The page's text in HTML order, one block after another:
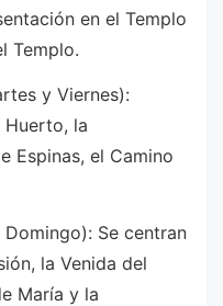
en el Templo
Templo.
y Viernes):
Huerto, la
Espinas, el Camino
Se centran
la Venida del
María y la